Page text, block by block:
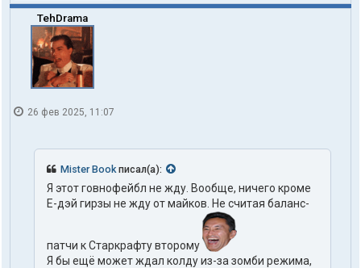
TehDrama
26 фев 2025, 11:07
Mister Book писал(а):
Я этот говнофейбл не жду. Вообще, ничего кроме
Е-дэй гирзы не жду от майков. Не считая баланс-
патчи к Старкрафту второму
Я бы ещё может ждал колду из-за зомби режима,